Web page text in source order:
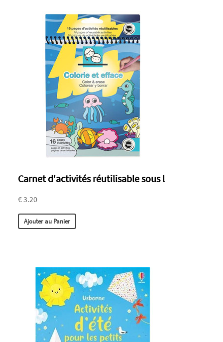
Carnet d'activités réutilisable sous l
€ 3.20
Ajouter au Panier